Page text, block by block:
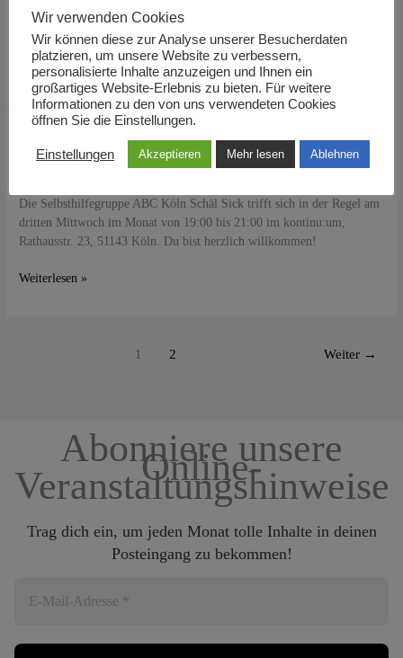
dritten Mittwoch im Monat von 19:00 bis 21:00 im kontinu:um,
Rathausstr. 23, 51143 Köln. Du bist herzlich willkommen!
Enttäuschung
Weiterlesen »
Selbsthilfegruppe Köln Schäl Sick –
Entscheidungen ermöglichen
Die Selbsthilfegruppe ABC Köln Schäl Sick trifft sich in der Regel am
dritten Mittwoch im Monat von 19:00 bis 21:00 im kontinu:um,
Rathausstr. 23, 51143 Köln. Du bist herzlich willkommen!
Köln
Sick
–
Entscheidungen
ermöglichen
Weiterlesen »
1 2 Weiter →
Abonniere unsere
Online-
Veranstaltungshinweise
Trag dich ein, um jeden Monat tolle Inhalte in deinen
Posteingang zu bekommen!
Wir verwenden Cookies
Wir können diese zur Analyse unserer Besucherdaten
platzieren, um unsere Website zu verbessern,
personalisierte Inhalte anzuzeigen und Ihnen ein
großartiges Website-Erlebnis zu bieten. Für weitere
Informationen zu den von uns verwendeten Cookies
öffnen Sie die Einstellungen.
Einstellungen Akzeptieren Mehr lesen Ablehnen